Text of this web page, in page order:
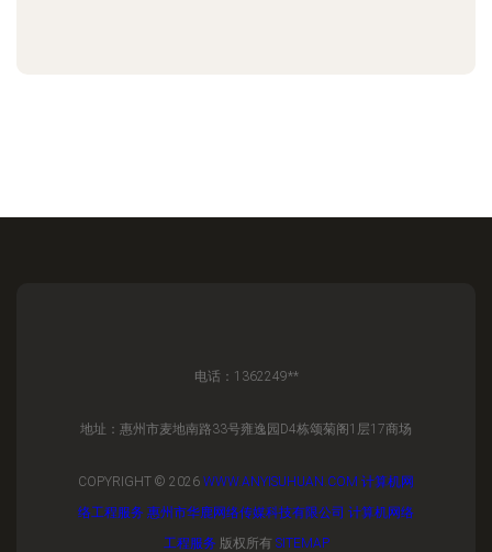
电话：1362249**
地址：惠州市麦地南路33号雍逸园D4栋颂菊阁1层17商场
COPYRIGHT © 2026 WWW.ANYISUHUAN.COM 计算机网
络工程服务 惠州市华鹿网络传媒科技有限公司 计算机网络
工程服务 版权所有 SITEMAP